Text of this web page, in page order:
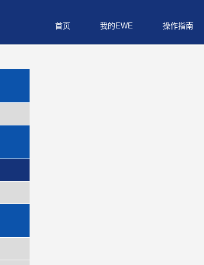
首页 我的EWE 操作指南